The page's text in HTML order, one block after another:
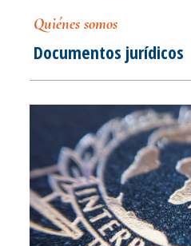
Quiénes somos
Documentos jurídicos